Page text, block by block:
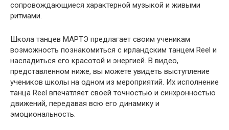
сопровождающиеся характерной музыкой и живыми
ритмами.
Школа танцев МАРТЭ предлагает своим ученикам
возможность познакомиться с ирландским танцем Reel и
насладиться его красотой и энергией. В видео,
представленном ниже, вы можете увидеть выступление
учеников школы на одном из мероприятий. Их исполнение
танца Reel впечатляет своей точностью и синхронностью
движений, передавая всю его динамику и
эмоциональность.